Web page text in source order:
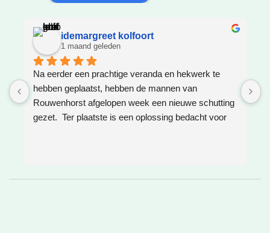
idemargreet kolfoort
1 maand geleden
Na eerder een prachtige veranda en hekwerk te
hebben geplaatst, hebben de mannen van
Rouwenhorst afgelopen week een nieuwe schutting
gezet.  Ter plaatste is een oplossing bedacht voor